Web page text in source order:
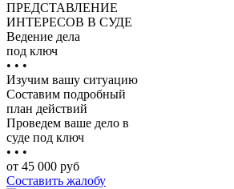
ПРЕДСТАВЛЕНИЕ
ИНТЕРЕСОВ В СУДЕ
Ведение дела
под ключ
• • •
Изучим вашу ситуацию
Составим подробный
план действий
Проведем ваше дело в
суде под ключ
• • •
от 45 000 руб
Составить жалобу